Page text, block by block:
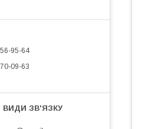
95-64
09-63